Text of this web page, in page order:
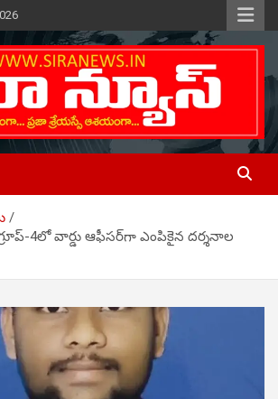
Daily
4లో వార్డు ఆఫీసర్‌గా ఎంపికైన దర్శనాల